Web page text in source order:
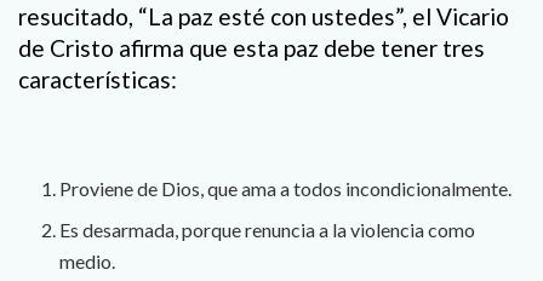
resucitado, “La paz esté con ustedes”, el Vicario
de Cristo afirma que esta paz debe tener tres
características:
Proviene de Dios, que ama a todos incondicionalmente.
Es desarmada, porque renuncia a la violencia como
medio.